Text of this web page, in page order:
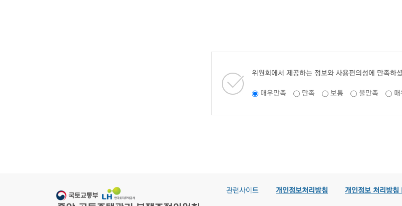
위원회에서 제공하는 정보와 사용편의성에 만족하
매우만족 만족 보통 불만족
관련사이트 개인정보처리방침 개인정보 처리방침